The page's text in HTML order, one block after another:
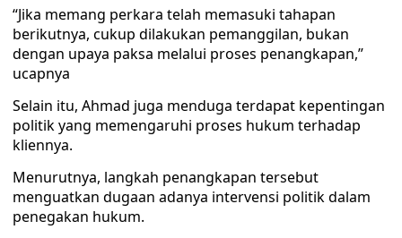
“Jika memang perkara telah memasuki tahapan
berikutnya, cukup dilakukan pemanggilan, bukan
dengan upaya paksa melalui proses penangkapan,”
ucapnya
Selain itu, Ahmad juga menduga terdapat kepentingan
politik yang memengaruhi proses hukum terhadap
kliennya.
Menurutnya, langkah penangkapan tersebut
menguatkan dugaan adanya intervensi politik dalam
penegakan hukum.